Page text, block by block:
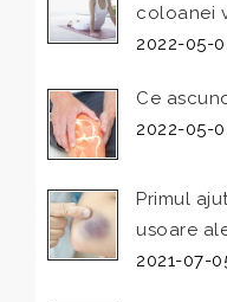
coloanei
2022-05-
Ce
2022-05-
Primul
usoare
2021-07-